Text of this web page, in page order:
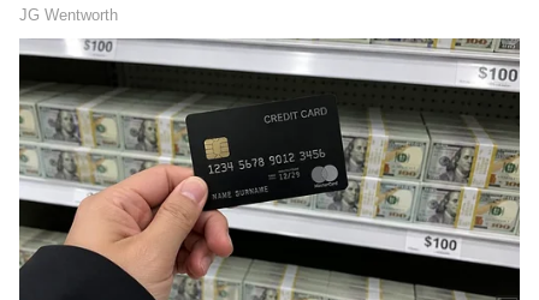
* ಎಂಜಿಪಿ ಜತೆ ಮೈತ್ರಿಗೆ ಸಿದ್ಧ: ಸಾವಂತ್‌ ಘೋಷಣೆ
RECOMMENDED STORIES